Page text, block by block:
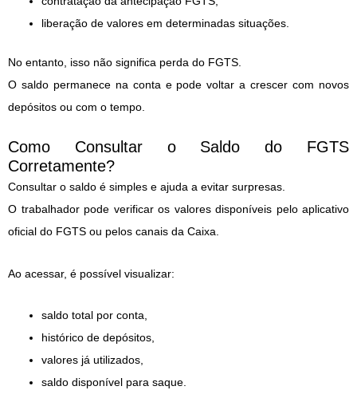
liberação de valores em determinadas situações.
No entanto, isso não significa perda do FGTS.
O saldo permanece na conta e pode voltar a crescer com novos
depósitos ou com o tempo.
Como Consultar o Saldo do FGTS
Corretamente?
Consultar o saldo é simples e ajuda a evitar surpresas.
O trabalhador pode verificar os valores disponíveis pelo aplicativo
oficial do FGTS ou pelos canais da Caixa.
Ao acessar, é possível visualizar:
saldo total por conta,
histórico de depósitos,
valores já utilizados,
saldo disponível para saque.